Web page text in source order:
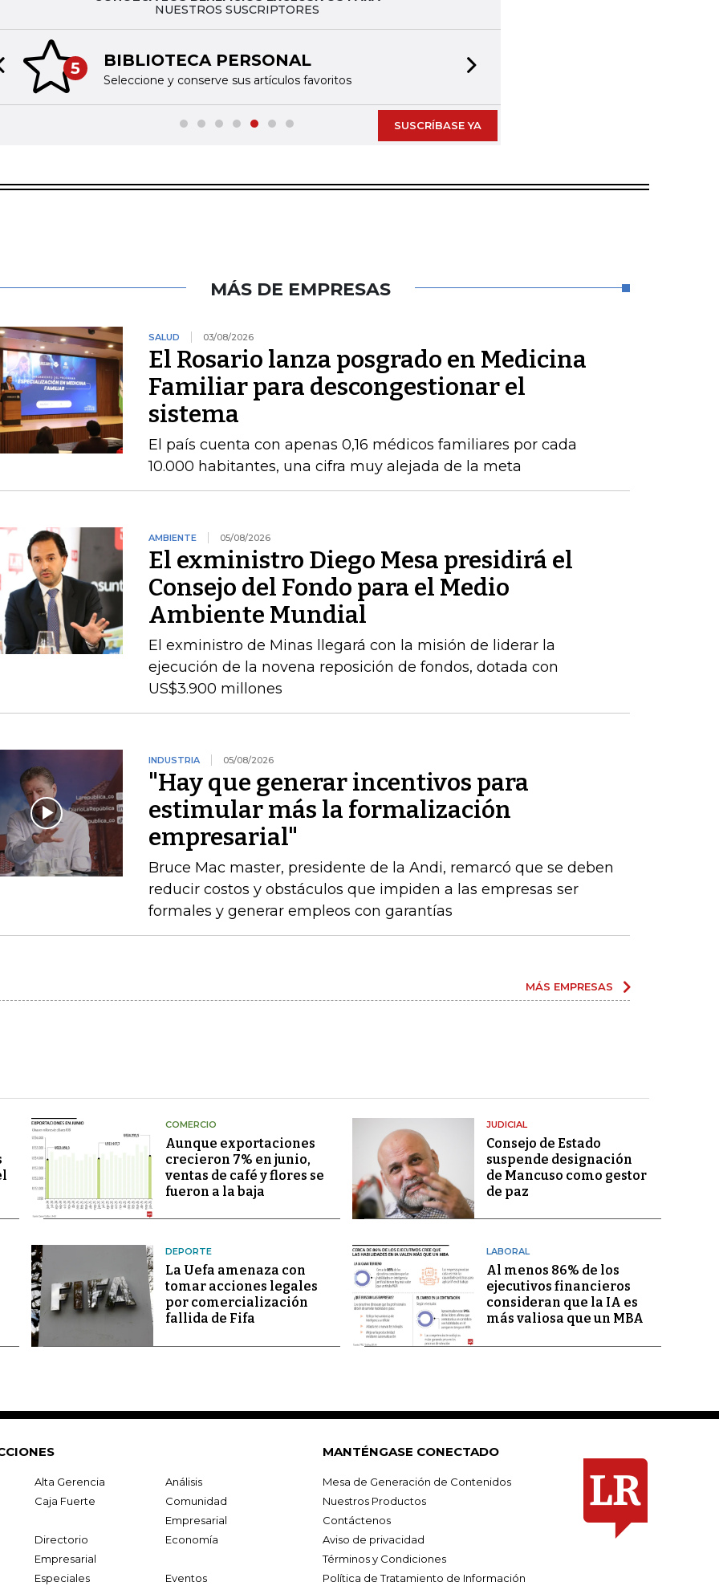
NUESTROS SUSCRIPTORES
5 BIBLIOTECA PERSONAL
Seleccione y conserve sus artículos favoritos
slide
SUSCRÍBASE YA
MÁS DE EMPRESAS
SALUD 03/08/2026
El Rosario lanza posgrado en Medicina
Familiar para descongestionar el
sistema
El país cuenta con apenas 0,16 médicos familiares por cada
10.000 habitantes, una cifra muy alejada de la meta
AMBIENTE 05/08/2026
El exministro Diego Mesa presidirá el
Consejo del Fondo para el Medio
Ambiente Mundial
El exministro de Minas llegará con la misión de liderar la
ejecución de la novena reposición de fondos, dotada con
US$3.900 millones
INDUSTRIA 05/08/2026
"Hay que generar incentivos para
estimular más la formalización
empresarial"
Bruce Mac master, presidente de la Andi, remarcó que se deben
reducir costos y obstáculos que impiden a las empresas ser
formales y generar empleos con garantías
MÁS EMPRESAS
COMERCIO
Aunque exportaciones
crecieron 7% en junio,
ventas de café y flores se
fueron a la baja
JUDICIAL
Consejo de Estado
suspende designación
de Mancuso como gestor
de paz
DEPORTE
La Uefa amenaza con
tomar acciones legales
por comercialización
fallida de Fifa
LABORAL
Al menos 86% de los
ejecutivos financieros
consideran que la IA es
más valiosa que un MBA
Alta Gerencia
Análisis
Caja Fuerte
Comunidad
Empresarial
Directorio
Empresarial
Economía
Especiales Eventos
MANTÉNGASE CONECTADO
Mesa de Generación de Contenidos
Nuestros Productos
Contáctenos
Aviso de privacidad
Términos y Condiciones
Política de Tratamiento de Información